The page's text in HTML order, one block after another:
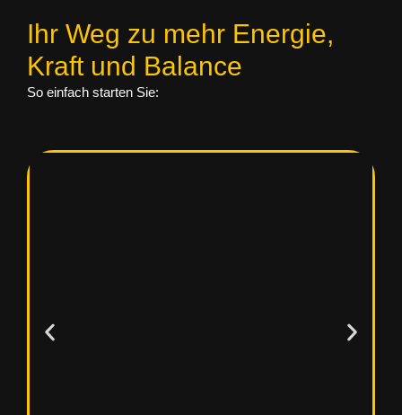
Ihr Weg zu mehr Energie,
Kraft und Balance
So einfach starten Sie: